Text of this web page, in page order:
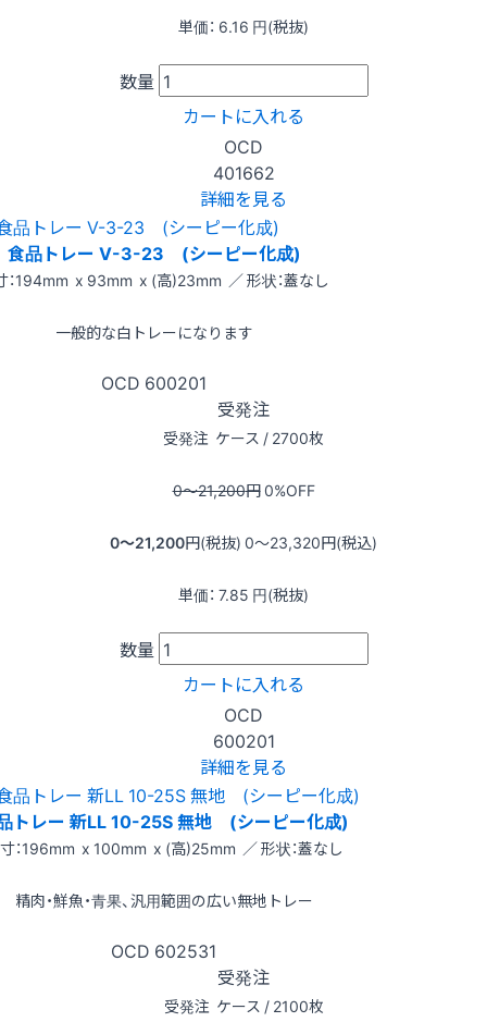
単価： 6.16 円(税抜)
数量
カートに入れる
OCD
401662
詳細を見る
食品トレー V-3-23 (シーピー化成)
：194mm x 93mm x (高)23mm ／ 形状：蓋なし
一般的な白トレーになります
OCD 600201
受発注
受発注 ケース / 2700枚
0〜21,200円0%OFF
0〜21,200円(税抜) 0〜23,320円(税込)
単価： 7.85 円(税抜)
数量
カートに入れる
OCD
600201
詳細を見る
トレー 新LL 10-25S 無地 (シーピー化成)
：196mm x 100mm x (高)25mm ／ 形状：蓋なし
精肉・鮮魚・青果、汎用範囲の広い無地トレー
OCD 602531
受発注
受発注 ケース / 2100枚